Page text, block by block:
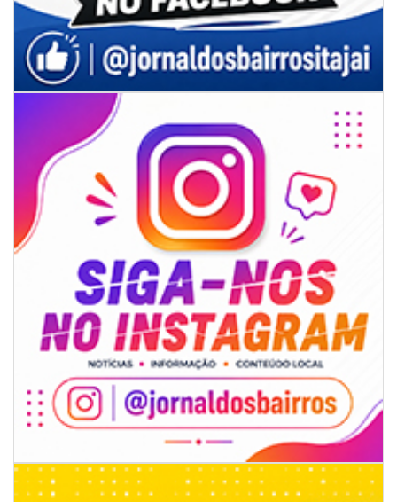
BALNEÁRIO CAMBORIÚ
07/08/2026 | 07:00
Ambiental reforça descarte sustentável com envio de 330 quilos de
GERAL